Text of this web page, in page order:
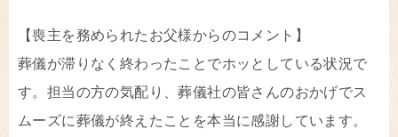
【喪主を務められたお父様からのコメント】
葬儀が滞りなく終わったことでホッとしている状況で
す。担当の方の気配り、葬儀社の皆さんのおかげでス
ムーズに葬儀が終えたことを本当に感謝しています。